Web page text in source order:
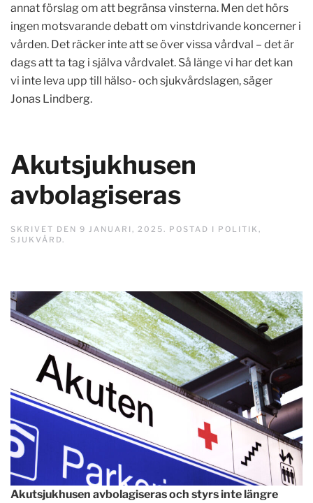
annat förslag om att begränsa vinsterna. Men det hörs
ingen motsvarande debatt om vinstdrivande koncerner i
vården. Det räcker inte att se över vissa vårdval – det är
dags att ta tag i själva vårdvalet. Så länge vi har det kan
vi inte leva upp till hälso- och sjukvårdslagen, säger
Jonas Lindberg.
Akutsjukhusen
avbolagiseras
SKRIVET DEN 9 JANUARI, 2025 . POSTAD I POLITIK ,
SJUKVÅRD.
Akutsjukhusen avbolagiseras och styrs inte längre